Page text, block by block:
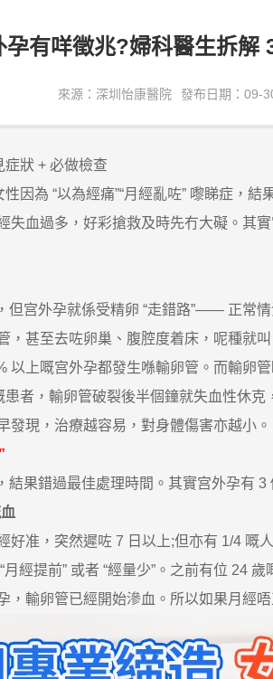
孕有咩徵兆?婦科醫生拆解
來源：深圳怡康醫院 發布日期：09-
狀 + 必做檢查
為 “以為經痛”“月經亂咗” 嚟睇症，
血過多，好彩搶救及時先冇大礙。其
宫外孕就係受精卵 “走錯路”—— 正常
甚至去咗卵巢、腹腔度着床，呢種就叫
上嘅宫外孕都發生喺輸卵管。而輸卵
者，輸卵管破裂後半個鐘就失血性休
現，治療越容易，對身體傷害亦越小。
果錯過最佳處理時間。其實宫外孕有 3
准，突然遲咗 7 日以上;但亦有 1/4 嘅
經提前” 或者 “經量少”。之前有位 24
輸卵管已經開始滲血。所以如果月經